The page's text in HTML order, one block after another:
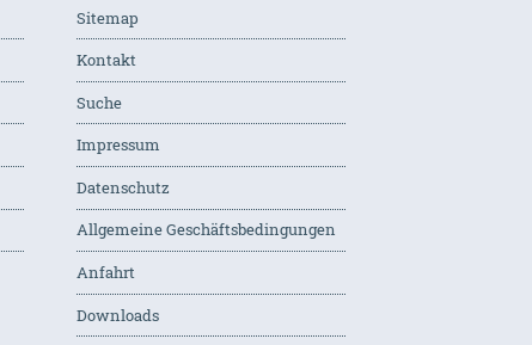
Sitemap
Kontakt
Suche
Impressum
Datenschutz
Allgemeine Geschäftsbedingungen
Anfahrt
Downloads